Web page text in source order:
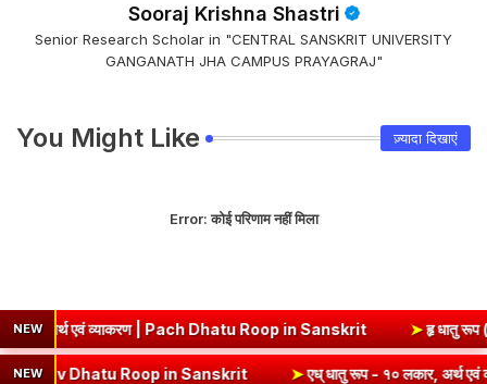
Sooraj Krishna Shastri
Senior Research Scholar in "CENTRAL SANSKRIT UNIVERSITY
GANGANATH JHA CAMPUS PRAYAGRAJ"
You Might Like ज़्यादा दिखाएं
Error:कोई परिणाम नहीं मिला
NEW| Pach Dhatu Roop in Sanskrit ➤हृ धातु रूप (उभयपदी) - १०
NEW
लकार, अर्थ एवं व्याकरण | Sev Dhatu Roop in Sanskrit ➤एध् धातु